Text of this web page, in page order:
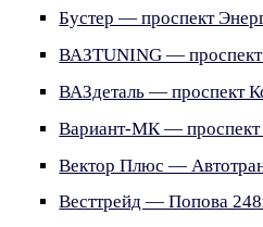
Бустер — проспект
ВАЗTUNING —
ВАЗдеталь — проспект
Вариант-МК — проспект
Вектор Плюс —
Весттрейд — Попова